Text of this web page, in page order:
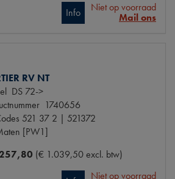
Info
Niet op voorraad
Mail ons
RV NT
DS 72->
1740656
521 37 2 | 521372
[PW1]
(€ 1.039,50 excl. btw)
Niet op voorraad